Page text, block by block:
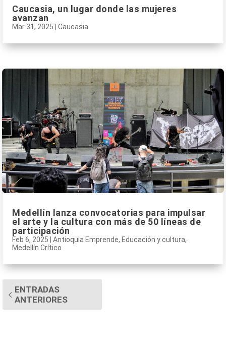
Caucasia, un lugar donde las mujeres
avanzan
Mar 31, 2025 Caucasia
Medellín lanza convocatorias para impulsar
el arte y la cultura con más de 50 líneas de
participación
Feb 6, 2025 Antioquia Emprende, Educación y cultura,
Medellín Crítico
ENTRADAS
ANTERIORES